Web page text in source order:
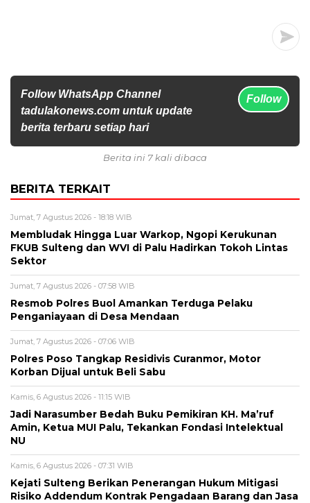
Follow WhatsApp Channel
tadulakonews.com untuk update
berita terbaru setiap hari
Follow
Berita ini 7 kali dibaca
BERITA TERKAIT
Jumat, 7 Agustus 2026 - 18:18 WIB
Membludak Hingga Luar Warkop, Ngopi Kerukunan
FKUB Sulteng dan WVI di Palu Hadirkan Tokoh Lintas
Sektor
Jumat, 7 Agustus 2026 - 07:58 WIB
Resmob Polres Buol Amankan Terduga Pelaku
Penganiayaan di Desa Mendaan
Jumat, 7 Agustus 2026 - 07:06 WIB
Polres Poso Tangkap Residivis Curanmor, Motor
Korban Dijual untuk Beli Sabu
Kamis, 6 Agustus 2026 - 11:15 WIB
Jadi Narasumber Bedah Buku Pemikiran KH. Ma’ruf
Amin, Ketua MUI Palu, Tekankan Fondasi Intelektual
NU
Kamis, 6 Agustus 2026 - 07:31 WIB
Kejati Sulteng Berikan Penerangan Hukum Mitigasi
Risiko Addendum Kontrak Pengadaan Barang dan Jasa